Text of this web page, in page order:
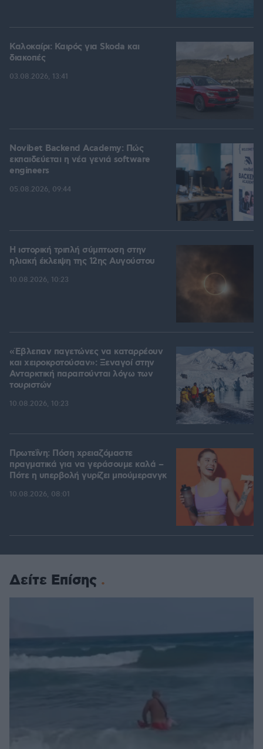
Καλοκαίρι: Καιρός για Skoda και
διακοπές
03.08.2026, 13:41
Novibet Backend Academy: Πώς
εκπαιδεύεται η νέα γενιά software
engineers
05.08.2026, 09:44
Η ιστορική τριπλή σύμπτωση στην
ηλιακή έκλειψη της 12ης Αυγούστου
10.08.2026, 10:23
«Έβλεπαν παγετώνες να καταρρέουν
και χειροκροτούσαν»: Ξεναγοί στην
Ανταρκτική παραιτούνται λόγω των
τουριστών
10.08.2026, 10:23
Πρωτεΐνη: Πόση χρειαζόμαστε
πραγματικά για να γεράσουμε καλά –
Πότε η υπερβολή γυρίζει μπούμερανγκ
10.08.2026, 08:01
Δείτε Επίσης